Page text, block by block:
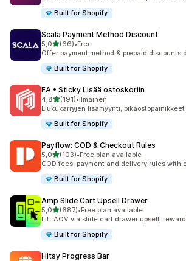
Built for Shopify
Scala Payment Method Discount
5,0/ 5 tähteä
(66)
66 arvostelua yhteensä
•Free
Offer payment method & prepaid discounts
Built for Shopify
EA • Sticky Lisää ostoskoriin
4,8/ 5 tähteä
(191)
191 arvostelua yhteensä
•Ilmainen
Liukukärryjen lisämyynti,
Built for Shopify
Payflow: COD & Checkout Rules
5,0/ 5 tähteä
(103)
103 arvostelua yhteensä
•Free plan available
COD fees, payment and delivery rules with
Built for Shopify
Amp Slide Cart Upsell Drawer
5,0/ 5 tähteä
(687)
687 arvostelua yhteensä
•Free plan available
Lift AOV via slide cart drawer upsell,
Built for Shopify
Hitsy Progress Bar